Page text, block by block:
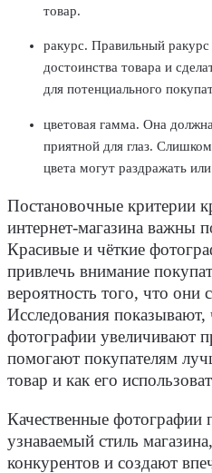
товар.
ракурс. Правильный
достоинства товара и
для потенциального
цветовая гамма. Она
приятной для глаз.
цвета могут раздражать
Постановочные критерии
интернет-магазина важны
Красивые и чёткие
привлечь внимание
вероятность того, что они
Исследования показывают,
фотографии увеличивают
помогают покупателям
товар и как его
Качественные фотографии
узнаваемый стиль
конкурентов и создают